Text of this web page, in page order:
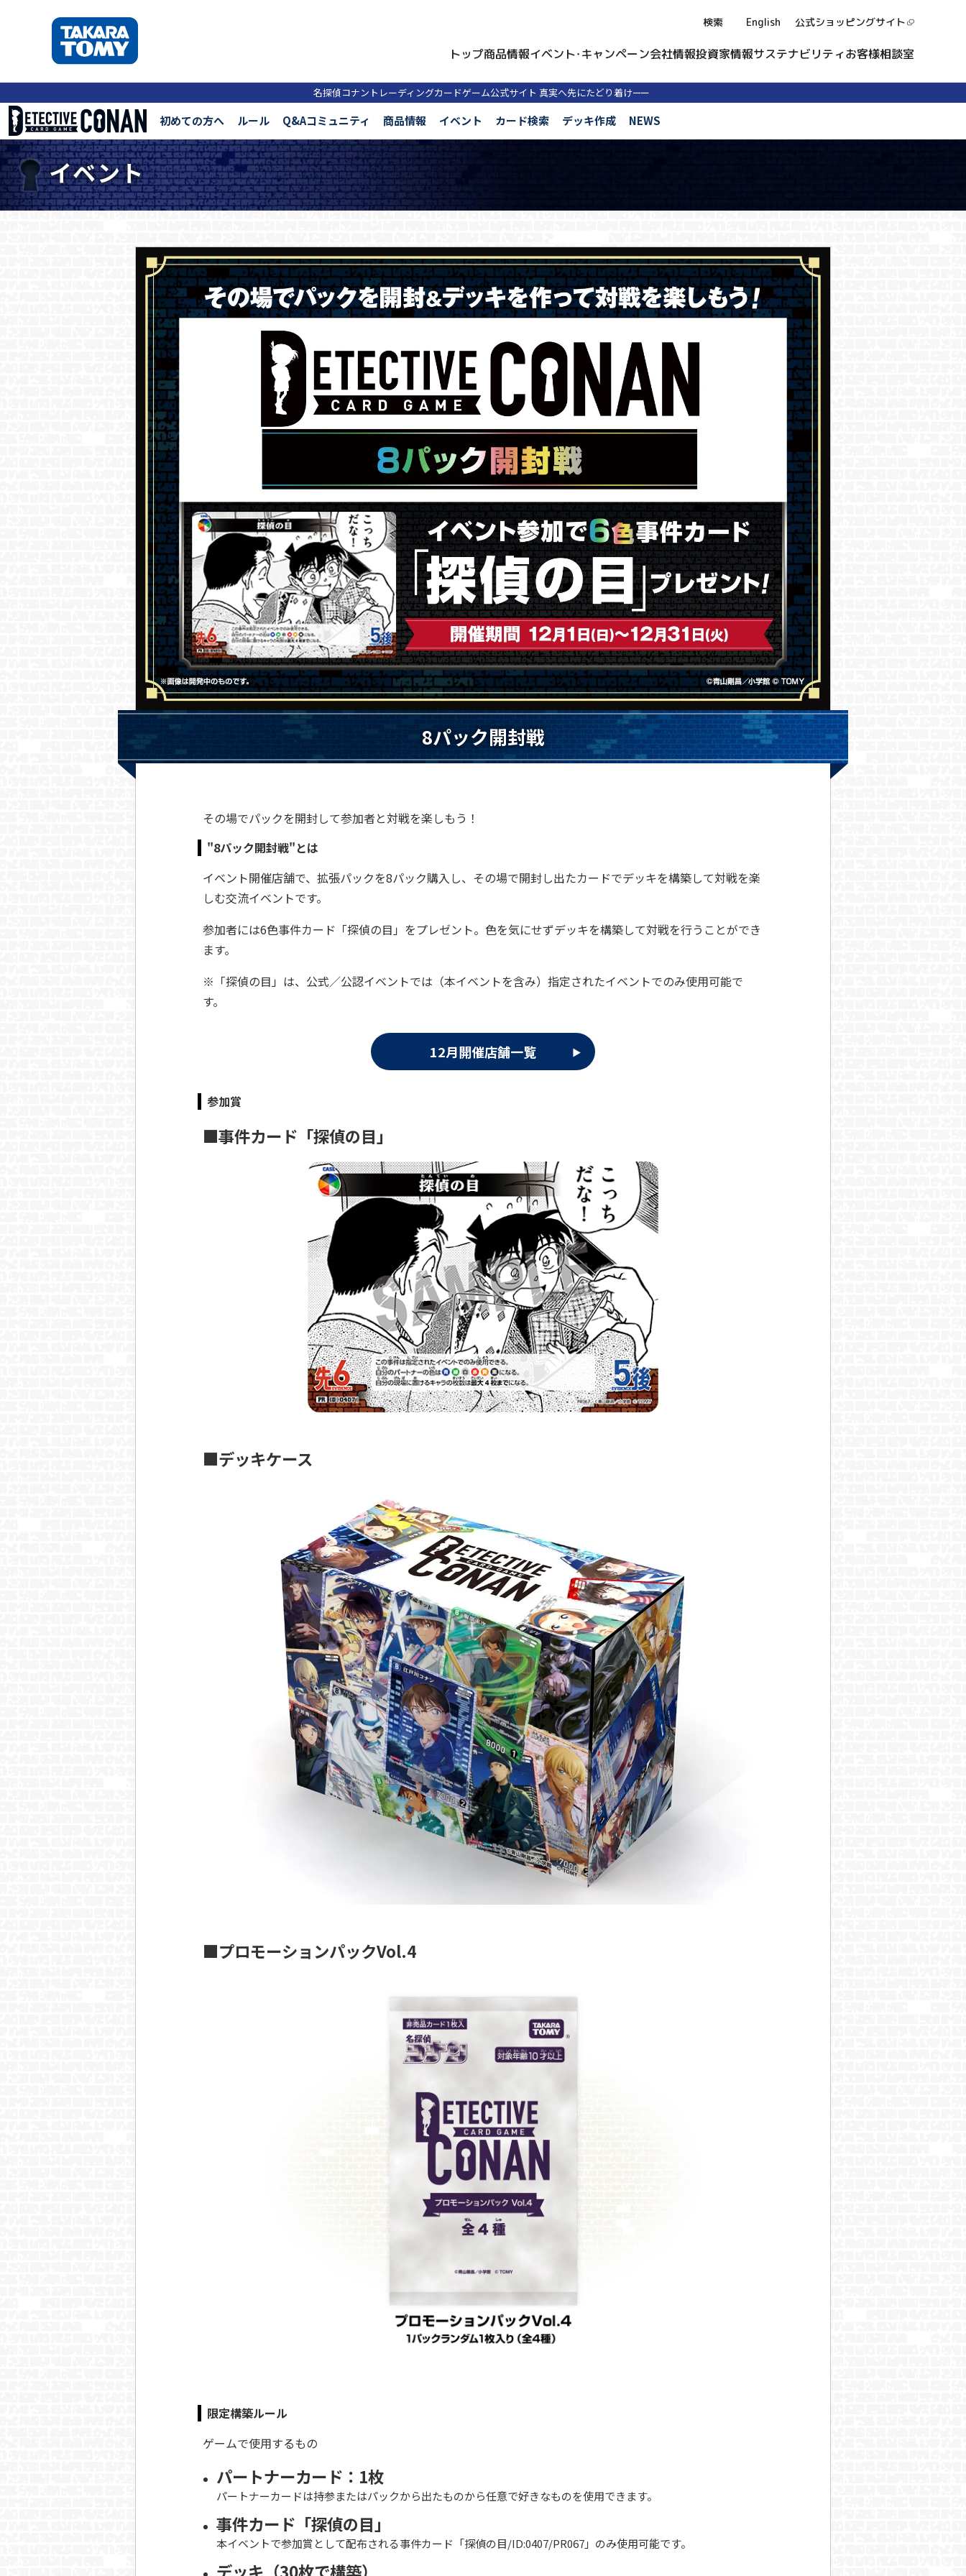
検索 English 公式ショッピングサイト
トップ商品情報イベント・キャンペーン会社情報投資家情報サステナビリティお客様相談室
名探偵コナントレーディングカードゲーム公式サイト 真実へ先にたどり着けーー
初めての方へ ルール Q&Aコミュニティ 商品情報 イベント カード検索 デッキ作成 NEWS
イベント
8パック開封戦
その場でパックを開封して参加者と対戦を楽しもう！
"8パック開封戦"とは
イベント開催店舗で、拡張パックを8パック購入し、その場で開封し出たカードでデッキを構築して対戦を楽
しむ交流イベントです。
参加者には6色事件カード「探偵の目」をプレゼント。色を気にせずデッキを構築して対戦を行うことができ
ます。
※「探偵の目」は、公式／公認イベントでは（本イベントを含み）指定されたイベントでのみ使用可能で
す。
12月開催店舗一覧
参加賞
■事件カード「探偵の目」
■デッキケース
■プロモーションパックVol.4
限定構築ルール
ゲームで使用するもの
パートナーカード：1枚
パートナーカードは持参またはパックから出たものから任意で好きなものを使用できます。
事件カード「探偵の目」
本イベントで参加賞として配布される事件カード「探偵の目/ID:0407/PR067」のみ使用可能です。
デッキ（30枚で構築）